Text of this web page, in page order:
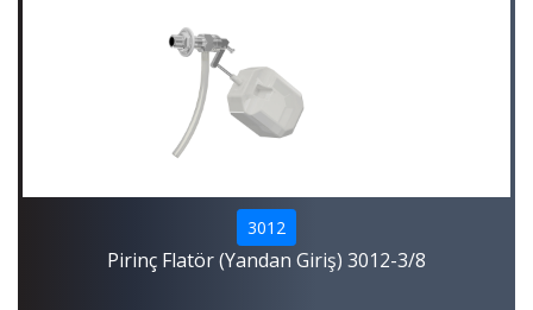
3012
Pirinç Flatör (Yandan Giriş) 3012-3/8